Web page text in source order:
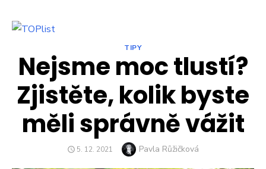
TIPY
Nejsme moc tlustí?
Zjistěte, kolik byste
měli správně vážit
POSTED
5. 12. 2021 Author
Pavla Růžičková